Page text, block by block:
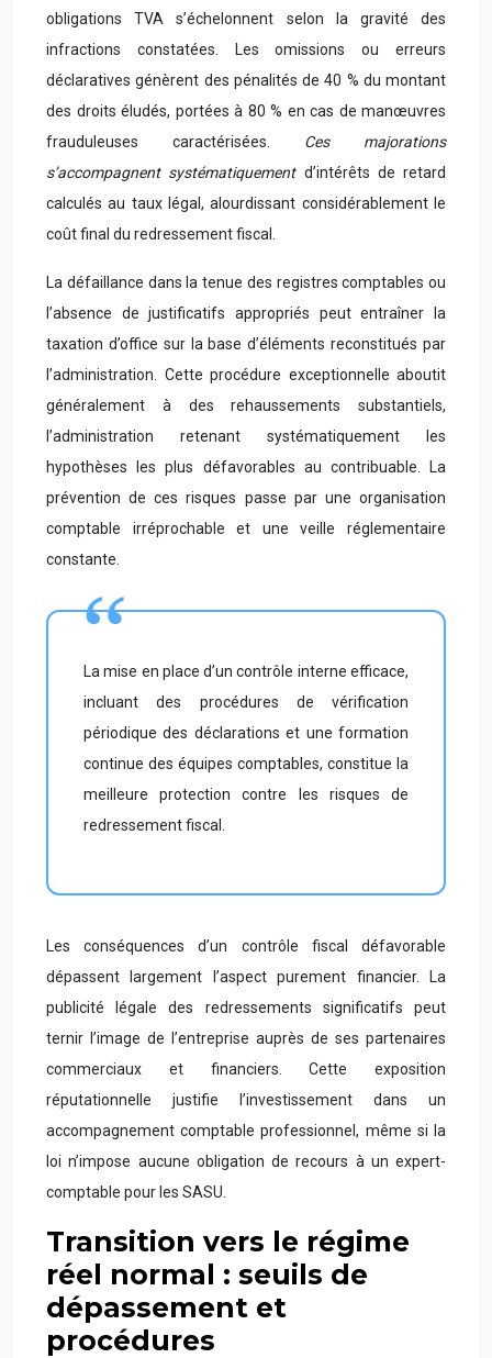
obligations TVA s’échelonnent selon la gravité des
infractions constatées. Les omissions ou erreurs
déclaratives génèrent des pénalités de 40 % du montant
des droits éludés, portées à 80 % en cas de manœuvres
frauduleuses caractérisées. Ces majorations
s’accompagnent systématiquementd’intérêts de retard
calculés au taux légal, alourdissant considérablement le
coût final du redressement fiscal.
La défaillance dans la tenue des registres comptables ou
l’absence de justificatifs appropriés peut entraîner la
taxation d’office sur la base d’éléments reconstitués par
l’administration. Cette procédure exceptionnelle aboutit
généralement à des rehaussements substantiels,
l’administration retenant systématiquement les
hypothèses les plus défavorables au contribuable. La
prévention de ces risques passe par une organisation
comptable irréprochable et une veille réglementaire
constante.
La mise en place d’un contrôle interne efficace,
incluant des procédures de vérification
périodique des déclarations et une formation
continue des équipes comptables, constitue la
meilleure protection contre les risques de
redressement fiscal.
Les conséquences d’un contrôle fiscal défavorable
dépassent largement l’aspect purement financier. La
publicité légale des redressements significatifs peut
ternir l’image de l’entreprise auprès de ses partenaires
commerciaux et financiers. Cette exposition
réputationnelle justifie l’investissement dans un
accompagnement comptable professionnel, même si la
loi n’impose aucune obligation de recours à un expert-
comptable pour les SASU.
Transition vers le régime
réel normal : seuils de
dépassement et
procédures